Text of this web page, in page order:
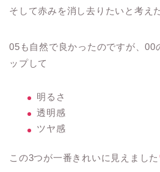
そして赤みを消し去りたいと考え
05も自然で良かったのですが、00
ップして
明るさ
透明感
ツヤ感
この3つが一番きれいに見えました